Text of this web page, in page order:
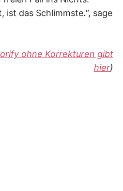
ist das Schlimmste.“, sage
ohne Korrekturen gibt
hier)